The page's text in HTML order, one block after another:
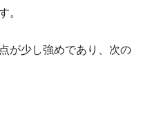
。
が少し強めであり、次の